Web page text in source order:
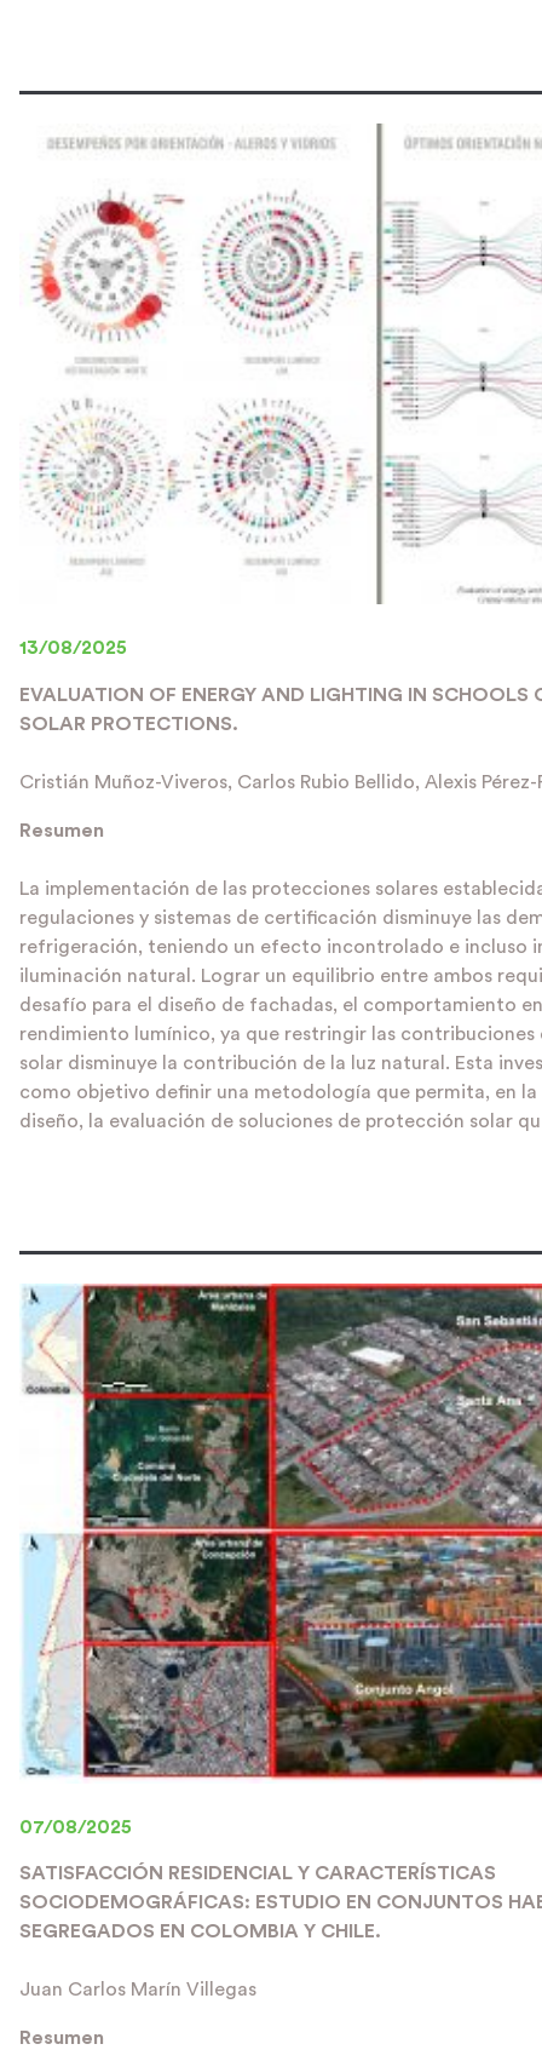
13/08/2025
EVALUATION OF ENERGY AND LIGHTING IN SCHOOLS
SOLAR PROTECTIONS.
Cristián Muñoz-Viveros, Carlos Rubio Bellido, Alexis Pérez-
Resumen
La implementación de las protecciones solares
regulaciones y sistemas de certificación disminuye las
refrigeración, teniendo un efecto incontrolado e incluso
iluminación natural. Lograr un equilibrio entre ambos
desafío para el diseño de fachadas, el comportamiento
rendimiento lumínico, ya que restringir las contribuciones
solar disminuye la contribución de la luz natural. Esta
como objetivo definir una metodología que permita, en
diseño, la evaluación de soluciones de protección solar
07/08/2025
SATISFACCIÓN RESIDENCIAL Y CARACTERÍSTICAS
SOCIODEMOGRÁFICAS: ESTUDIO EN CONJUNTOS
SEGREGADOS EN COLOMBIA Y CHILE.
Juan Carlos Marín Villegas
Resumen